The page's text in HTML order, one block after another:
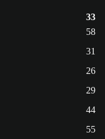
33
58
31
26
29
44
55